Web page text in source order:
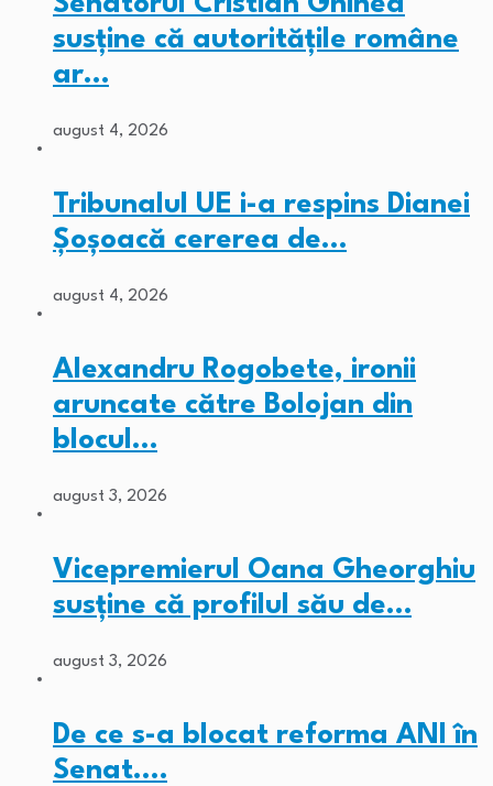
susține că autoritățile române
ar…
august 4, 2026
Tribunalul UE i-a respins Dianei
Șoșoacă cererea de…
august 4, 2026
Alexandru Rogobete, ironii
aruncate către Bolojan din
blocul…
august 3, 2026
Vicepremierul Oana Gheorghiu
susține că profilul său de…
august 3, 2026
De ce s-a blocat reforma ANI în
Senat.…